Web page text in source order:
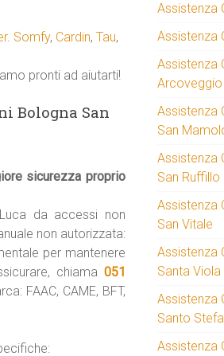
. Somfy, Cardin, Tau,
pronti ad aiutarti!
Bologna San
sicurezza proprio
da accessi non
non autorizzata:
per mantenere
chiama 051
FAAC, CAME, BFT,
Assistenza
Assistenza
Assistenza
Arcoveggio
Assistenza
San
Assistenza
San Ruffillo
Assistenza
San Vitale
Assistenza
Santa Viola
Assistenza
Santo
Assistenza